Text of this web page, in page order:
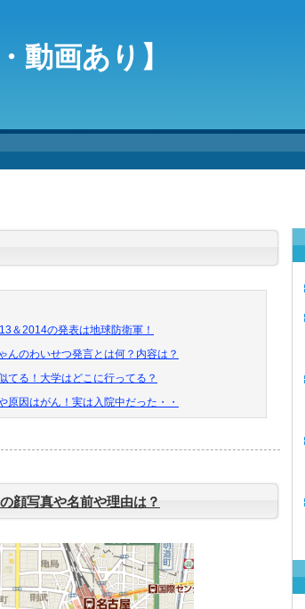
＆2014の発表は地球防衛軍！
んのわいせつ発言とは何？内容は？
てる！大学はどこに行ってる？
原因はがん！実は入院中だった・・
顔写真や名前や理由は？
動画あり】